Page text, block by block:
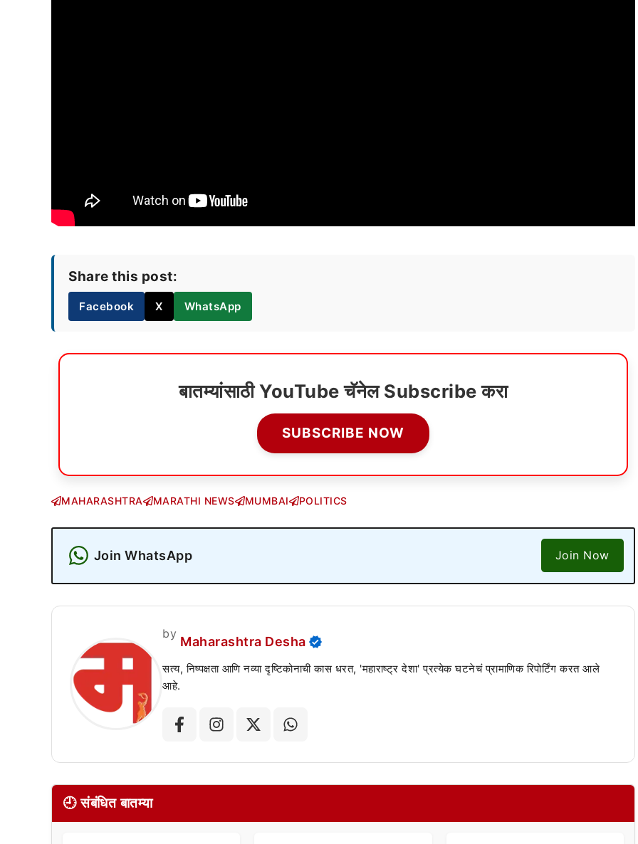
Share this post:
Facebook X WhatsApp
बातम्यांसाठी YouTube चॅनेल Subscribe करा
SUBSCRIBE NOW
MAHARASHTRA MARATHI NEWS MUMBAI POLITICS
Join WhatsApp Join Now
by
Maharashtra Desha
सत्य, निष्पक्षता आणि नव्या दृष्टिकोनाची कास धरत, 'महाराष्ट्र देशा' प्रत्येक घटनेचं प्रामाणिक रिपोर्टिंग करत आले
आहे.
🕘 संबंधित बातम्या